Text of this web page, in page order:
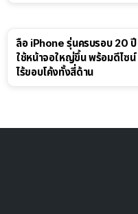
ลือ iPhone รุ่นครบรอบ 20 ปี
ใช้หน้าจอใหญ่ขึ้น พร้อมดีไซน์
ไร้ขอบโค้งทั้งสี่ด้าน